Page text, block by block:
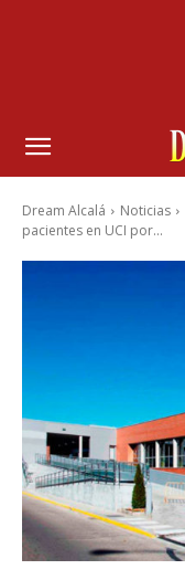
Dream Alcalá Noticias
pacientes en UCI por...